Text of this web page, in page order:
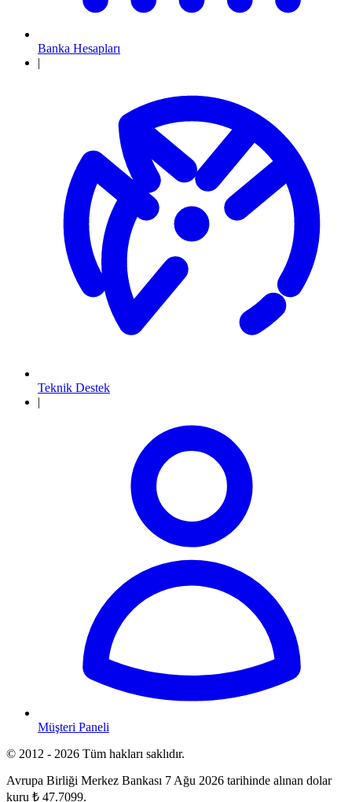
Banka Hesapları
|
Teknik Destek
|
Müşteri Paneli
© 2012 - 2026 Tüm hakları saklıdır.
Avrupa Birliği Merkez Bankası 7 Ağu 2026 tarihinde alınan dolar
kuru ₺ 47.7099.